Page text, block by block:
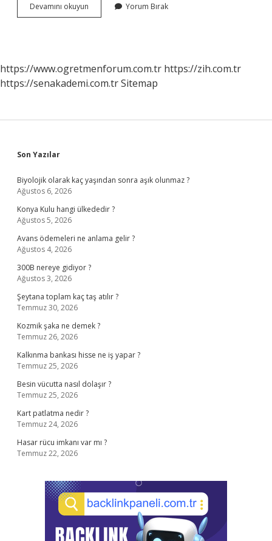
Devamını okuyun Çekingenlik
Neden
Yorum Bırak
https://www.ogretmenforum.com.tr https://zih.com.tr
https://senakademi.com.trSitemap
Sidebar
Son Yazılar
Biyolojik olarak kaç yaşından sonra aşık olunmaz ?
Ağustos 6, 2026
Konya Kulu hangi ülkededir ?
Ağustos 5, 2026
Avans ödemeleri ne anlama gelir ?
Ağustos 4, 2026
300B nereye gidiyor ?
Ağustos 3, 2026
Şeytana toplam kaç taş atılır ?
Temmuz 30, 2026
Kozmik şaka ne demek ?
Temmuz 26, 2026
Kalkınma bankası hisse ne iş yapar ?
Temmuz 25, 2026
Besin vücutta nasıl dolaşır ?
Temmuz 25, 2026
Kart patlatma nedir ?
Temmuz 24, 2026
Hasar rücu imkanı var mı ?
Temmuz 22, 2026